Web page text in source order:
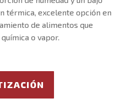
térmica, excelente opción en
de alimentos que
o vapor.